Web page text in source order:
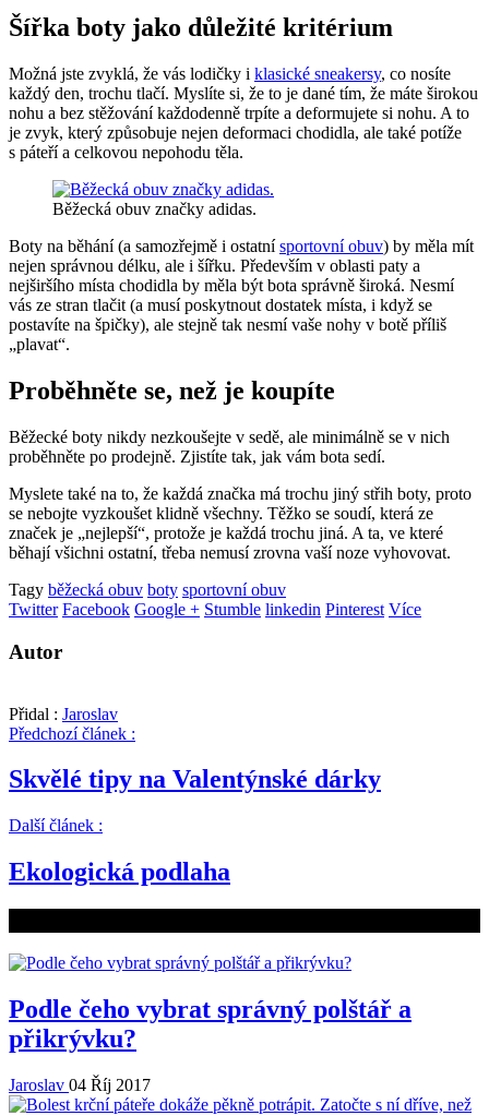
Šířka boty jako důležité kritérium
Možná jste zvyklá, že vás lodičky i klasické sneakersy, co nosíte
každý den, trochu tlačí. Myslíte si, že to je dané tím, že máte širokou
nohu a bez stěžování každodenně trpíte a deformujete si nohu. A to
je zvyk, který způsobuje nejen deformaci chodidla, ale také potíže
s páteří a celkovou nepohodu těla.
Běžecká obuv značky adidas.
Boty na běhání (a samozřejmě i ostatnísportovní obuv) by měla mít
nejen správnou délku, ale i šířku. Především v oblasti paty a
nejširšího místa chodidla by měla být bota správně široká. Nesmí
vás ze stran tlačit (a musí poskytnout dostatek místa, i když se
postavíte na špičky), ale stejně tak nesmí vaše nohy v botě příliš
„plavat“.
Proběhněte se, než je koupíte
Běžecké boty nikdy nezkoušejte v sedě, ale minimálně se v nich
proběhněte po prodejně. Zjistíte tak, jak vám bota sedí.
Myslete také na to, že každá značka má trochu jiný střih boty, proto
se nebojte vyzkoušet klidně všechny. Těžko se soudí, která ze
značek je „nejlepší“, protože je každá trochu jiná. A ta, ve které
běhají všichni ostatní, třeba nemusí zrovna vaší noze vyhovovat.
Tagy běžecká obuv boty sportovní obuv
Twitter Facebook Google + Stumble linkedin Pinterest Více
Autor
Přidal : Jaroslav
Předchozí článek :
Skvělé tipy na Valentýnské dárky
Další článek :
Ekologická podlaha
Podle čeho vybrat správný polštář a
přikrývku?
Jaroslav 04 Říj 2017